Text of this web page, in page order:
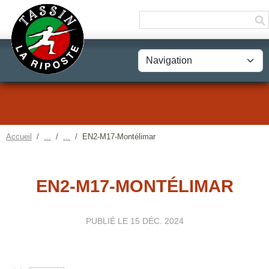
Accueil EN2-M17-Montélimar
EN2-M17-MONTÉLIMAR
PUBLIÉ LE 15 DÉC. 2024
Panneau de gestion des cookies